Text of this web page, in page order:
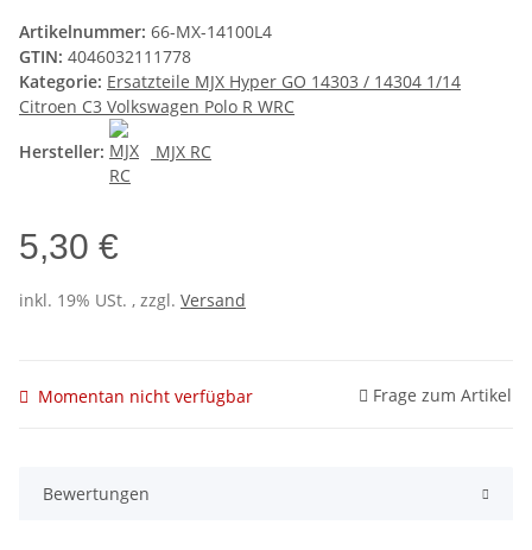
Artikelnummer: 66-MX-14100L4
GTIN: 4046032111778
Kategorie: Ersatzteile MJX Hyper GO 14303 / 14304 1/14
Citroen C3 Volkswagen Polo R WRC
Hersteller:
MJX RC
5,30 €
inkl. 19% USt. , zzgl. Versand
Momentan nicht verfügbar Frage zum Artikel
Bewertungen